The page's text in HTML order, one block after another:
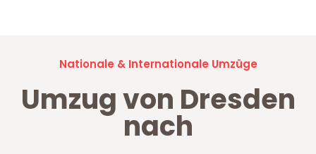
Nationale & Internationale Umzüge
Umzug von Dresden
nach